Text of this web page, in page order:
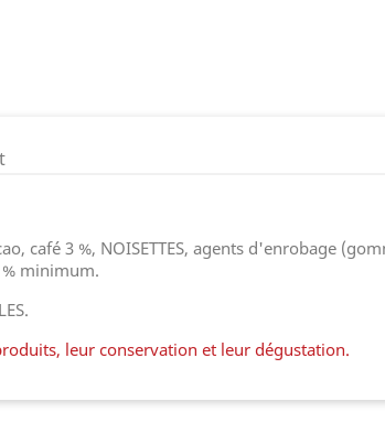
café 3 %, NOISETTES, agents d'enrobage
minimum.
leur conservation et leur dégustation.